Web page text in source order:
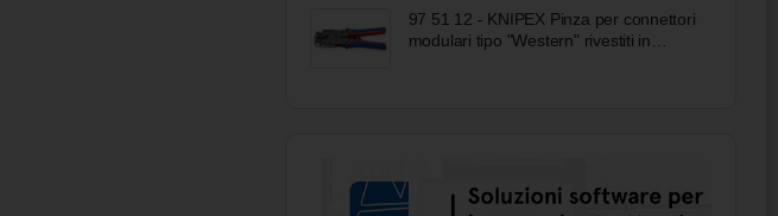
97 51 12 - KNIPEX Pinza per connettori
modulari tipo "Western" rivestiti in